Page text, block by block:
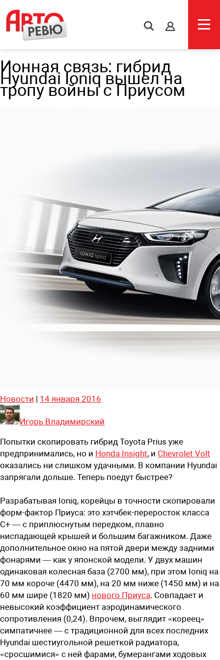
s
Ионная связь: гибрид
Hyundai Ioniq вышел на
тропу войны с Приусом
Новости | 14 января 2016
Игорь Владимирский
Попытки скопировать гибрид Toyota Prius уже
предпринимались, но и Honda Insight, и Chevrolet Volt
оказались ни слишком удачными. В компании Hyundai
запрягали дольше. Теперь поедут быстрее?
Разрабатывая Ioniq, корейцы в точности скопировали
форм-фактор Приуса: это хэтчбек-переросток класса
C+ — с приплюснутым передком, плавно
ниспадающей крышей и большим багажником. Даже
дополнительное окно на пятой двери между задними
фонарями — как у японской модели. У двух машин
одинаковая колесная база (2700 мм), при этом Ioniq на
70 мм короче (4470 мм), на 20 мм ниже (1450 мм) и на
60 мм шире (1820 мм) нового Приуса. Совпадает и
невысокий коэффициент аэродинамического
сопротивления (0,24). Впрочем, выглядит «кореец»
симпатичнее — с традиционной для всех последних
Hyundai шестиугольной решеткой радиатора,
«сросшимися» с ней фарами, бумерангами ходовых